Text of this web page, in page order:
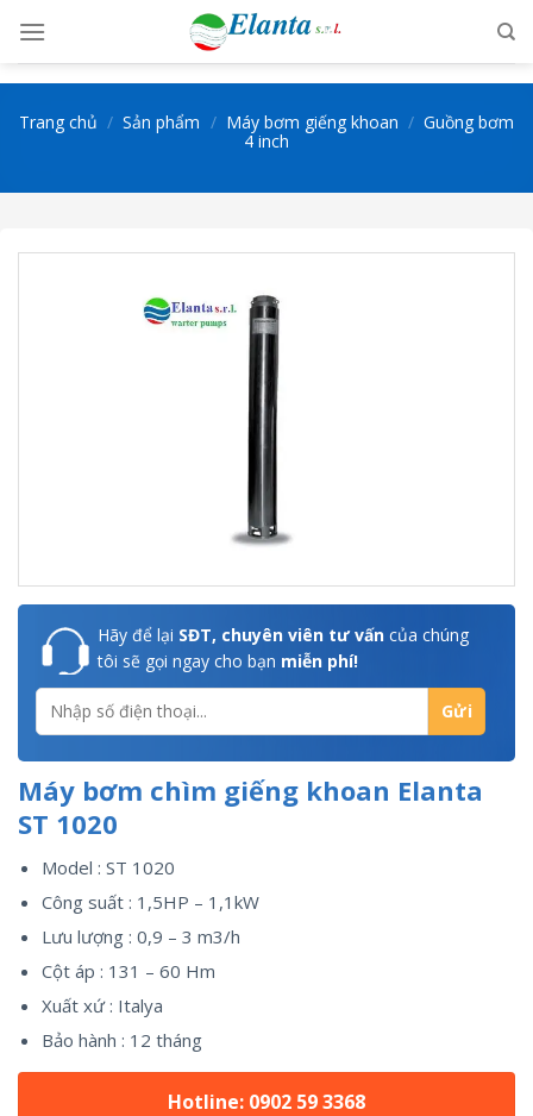
content
Trang chủ / Sản phẩm / Máy bơm giếng khoan / Guồng bơm
4 inch
Hãy để lại SĐT, chuyên viên tư vấn của chúng
tôi sẽ gọi ngay cho bạn miễn phí!
Máy bơm chìm giếng khoan Elanta
ST 1020
Model : ST 1020
Công suất : 1,5HP – 1,1kW
Lưu lượng : 0,9 – 3 m3/h
Cột áp : 131 – 60 Hm
Xuất xứ : Italya
Bảo hành : 12 tháng
Hotline: 0902 59 3368